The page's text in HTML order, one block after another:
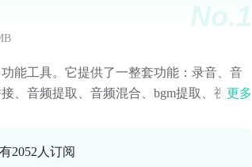
No.1
能工具。它提供了一整套功能：录音、音
、音频提取、音频混合、bgm提取、视频转
高质量的声音。利用修剪、拼接、提取和
更多
2052人订阅